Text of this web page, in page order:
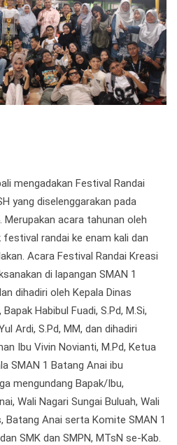
mengadakan Festival Randai
yang diselenggarakan pada
Merupakan acara tahunan oleh
randai ke enam kali dan
Acara Festival Randai Kreasi
di lapangan SMAN 1
dihadiri oleh Kepala Dinas
Habibul Fuadi, S.Pd, M.Si,
Ardi, S.Pd, MM, dan dihadiri
Ibu Vivin Novianti, M.Pd, Ketua
SMAN 1 Batang Anai ibu
mengundang Bapak/Ibu,
Wali Nagari Sungai Buluah, Wali
Batang Anai serta Komite SMAN 1
SMK dan SMPN, MTsN se-Kab.